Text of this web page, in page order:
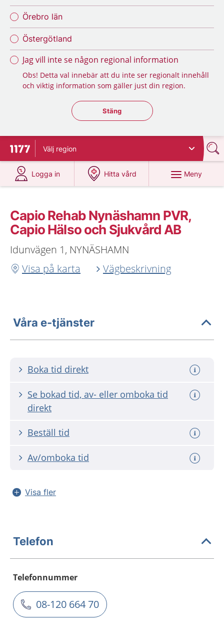
Örebro län
Östergötland
Jag vill inte se någon regional information
Obs! Detta val innebär att du inte ser regionalt innehåll
och viktig information som gäller just din region.
Stäng regionsväljaren
Stäng
Till startsidan för 1177
Välj region
Logga in
på 1177.se
Hitta vård
på 1177.se
Meny
Capio Rehab Nynäshamn PVR,
Capio Hälso och Sjukvård AB
Idunvägen 1, NYNÄSHAMN
Visa på karta
Vägbeskrivning
Våra e-tjänster
Boka tid direkt
Se bokad tid, av- eller omboka tid
direkt
Beställ tid
Av/omboka tid
Visa fler
Telefon
Telefonnummer
08-120 664 70